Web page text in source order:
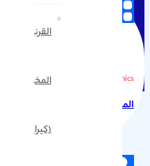
القرنية
المخروطية
(كيراتوكونوس)
Introducing Wards, Clinics
المواعد المتواصله